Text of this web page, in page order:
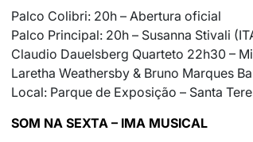
Palco Colibri: 20h – Abertura oficial
Palco Principal: 20h – Susanna Stivali
Claudio Dauelsberg Quarteto 22h30 –
Laretha Weathersby & Bruno Marques
Local: Parque de Exposição – Santa
SOM NA SEXTA – IMA MUSICAL